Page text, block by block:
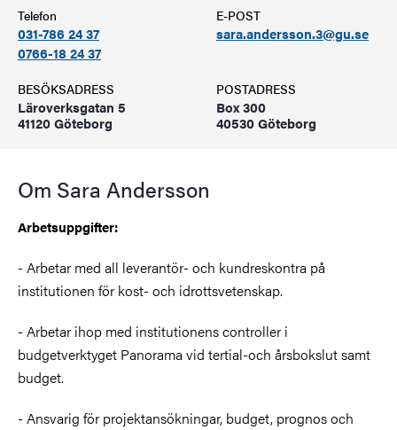
Telefon
031-786 24 37
0766-18 24 37
E-POST
sara.andersson.3@gu.se
BESÖKSADRESS
Läroverksgatan 5
41120 Göteborg
POSTADRESS
Box 300
40530 Göteborg
Om Sara Andersson
Arbetsuppgifter:
- Arbetar med all leverantör- och kundreskontra på
institutionen för kost- och idrottsvetenskap.
- Arbetar ihop med institutionens controller i
budgetverktyget Panorama vid tertial-och årsbokslut samt
budget.
- Ansvarig för projektansökningar, budget, prognos och